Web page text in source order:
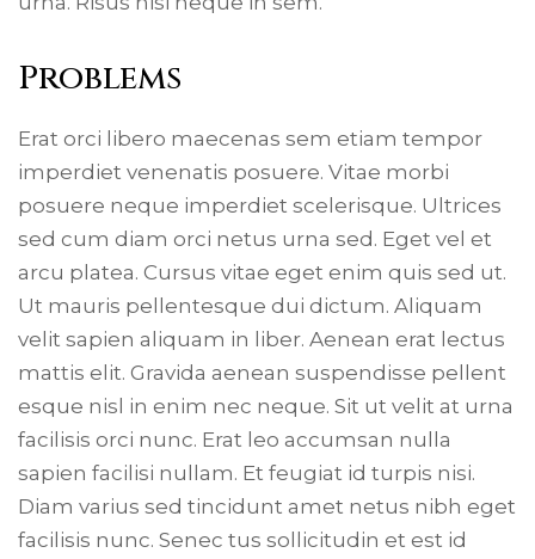
Problems
Erat orci libero maecenas sem etiam tempor
imperdiet venenatis posuere. Vitae morbi
posuere neque imperdiet scelerisque. Ultrices
sed cum diam orci netus urna sed. Eget vel et
arcu platea. Cursus vitae eget enim quis sed ut.
Ut mauris pellentesque dui dictum. Aliquam
velit sapien aliquam in liber. Aenean erat lectus
mattis elit. Gravida aenean suspendisse pellent
esque nisl in enim nec neque. Sit ut velit at urna
facilisis orci nunc. Erat leo accumsan nulla
sapien facilisi nullam. Et feugiat id turpis nisi.
Diam varius sed tincidunt amet netus nibh eget
facilisis nunc. Senec tus sollicitudin et est id